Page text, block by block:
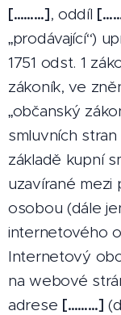
[………], oddíl
„prodávající“)
1751 odst. 1
zákoník, ve
„občanský
smluvních
základě kupní
uzavírané mezi
osobou (dále
internetového
Internetový
na webové
adrese [………]